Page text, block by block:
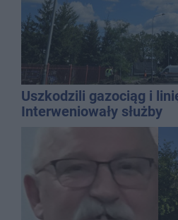
Uszkodzili gazociąg i
Interweniowały służby